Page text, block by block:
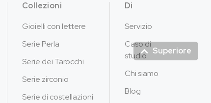
Superiore
Collezioni
Gioielli con lettere
Serie Perla
Serie dei Tarocchi
Serie zirconio
Serie di costellazioni
Di
Servizio
Caso di
studio
Chi siamo
Blog